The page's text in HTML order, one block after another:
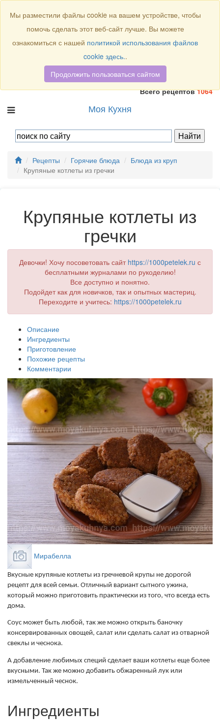
Всего рецептов1064
Моя Кухня
Рецепты Горячие блюда
Блюда из круп
Крупяные котлеты из гречки
Крупяные котлеты из
гречки
Девочки! Хочу посоветовать сайт https://1000petelek.ru с
бесплатными журналами по рукоделию!
Все доступно и понятно.
Подойдет как для новичков, так и опытных мастериц.
Переходите и учитесь: https://1000petelek.ru
Описание
Ингредиенты
Приготовление
Похожие рецепты
Комментарии
Мирабелла
Вкусные крупяные котлеты из гречневой крупы не дорогой
рецепт для всей семьи. Отличный вариант сытного ужина,
который можно приготовить практически из того, что всегда есть
дома.
Соус может быть любой, так же можно открыть баночку
консервированных овощей, салат или сделать салат из отварной
свеклы и чеснока.
А добавление любимых специй сделает ваши котлеты еще более
вкусными. Так же можно добавить обжаренный лук или
измельченный чеснок.
Ингредиенты
Мы разместили файлы cookie на вашем устройстве, чтобы
помочь сделать этот веб-сайт лучше. Вы можете
ознакомиться с нашей политикой использования файлов
cookie здесь..
Продолжить пользоваться сайтом